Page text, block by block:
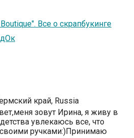
Все о скрапбукинге
край, Russia
зовут Ирина, я живу в
увлекаюсь все, что
своими ручками:)Принимаю